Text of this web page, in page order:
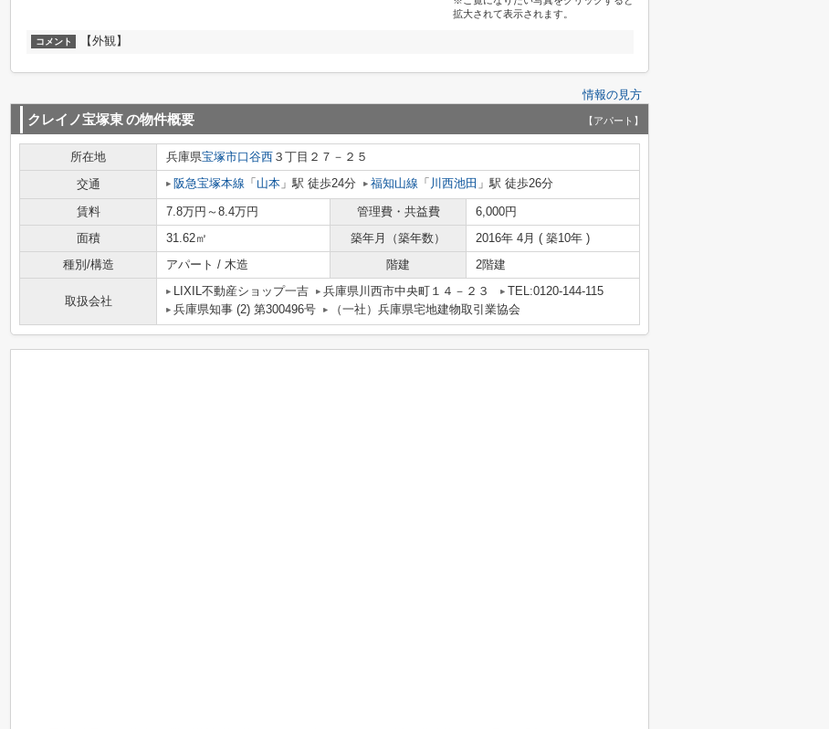
拡大されて表示されます。
コメント 【外観】
情報の見方
クレイノ宝塚東の物件概要 【アパート】
所在地 兵庫県宝塚市口谷西 ３丁目２７－２５
交通
阪急宝塚本線 「 山本 」駅 徒歩24分 福知山線 「 川西池田 」駅 徒歩26分
賃料 7.8万円～8.4万円 管理費・共益費
6,000円
面積
31.62㎡ 築年月（築年数）
2016年 4月 ( 築10年 )
種別/構造
アパート / 木造 階建 2階建
取扱会社
LIXIL不動産ショップ一吉 兵庫県川西市中央町１４－２３
TEL:0120-144-115
兵庫県知事 (2) 第300496号
（一社）兵庫県宅地建物取引業協会